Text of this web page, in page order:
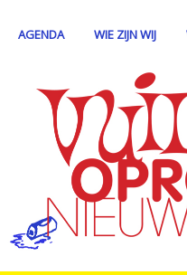
AGENDA WIE ZIJN WIJ